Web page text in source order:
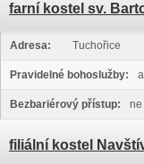
farní kostel sv.
Adresa: Tuchořice
Pravidelné bohoslužby:
Bezbariérový přístup: ne
filiální kostel